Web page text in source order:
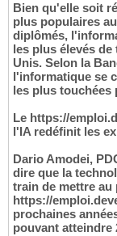
Bien qu'elle soit
plus populaires
diplômés,
les plus élevés
Unis. Selon la
l'informatique se
les plus touchées
Le https://
l'IA redéfinit les
Dario Amodei,
dire que la
train de mettre
https://
prochaines
pouvant atteindre